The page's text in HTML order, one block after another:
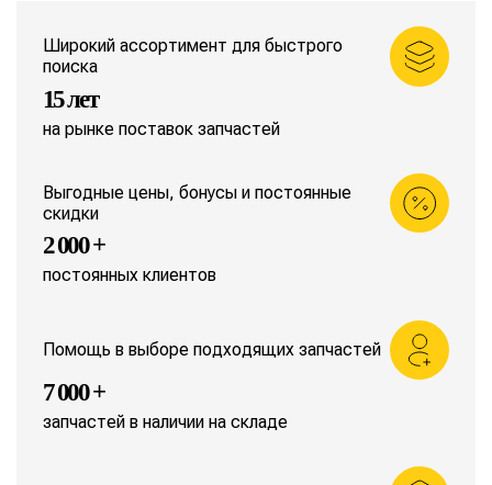
Широкий ассортимент для быстрого
поиска
15 лет
на рынке поставок запчастей
Выгодные цены, бонусы и постоянные
скидки
2 000 +
постоянных клиентов
Помощь в выборе подходящих запчастей
7 000 +
запчастей в наличии на складе